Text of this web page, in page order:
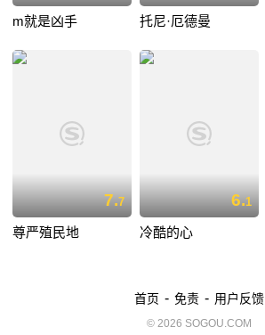
m就是凶手 托尼·厄德曼
7.7
尊严殖民地
6.1
冷酷的心
首页 - 免责 - 用户反馈
© 2026 SOGOU.COM